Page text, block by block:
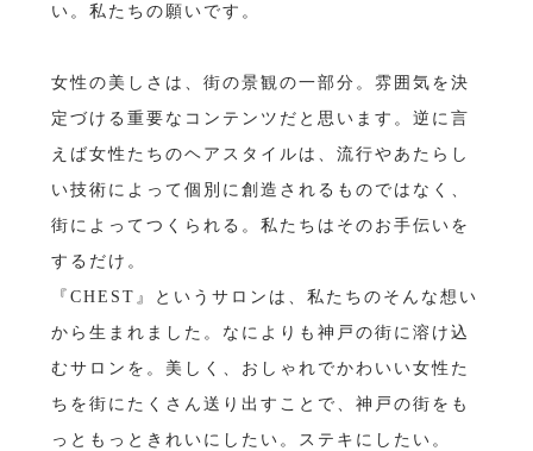
い。私たちの願いです。
女性の美しさは、街の景観の一部分。雰囲気を決
定づける重要なコンテンツだと思います。逆に言
えば女性たちのヘアスタイルは、流行やあたらし
い技術によって個別に創造されるものではなく、
街によってつくられる。私たちはそのお手伝いを
するだけ。
『CHEST』というサロンは、私たちのそんな想い
から生まれました。なによりも神戸の街に溶け込
むサロンを。美しく、おしゃれでかわいい女性た
ちを街にたくさん送り出すことで、神戸の街をも
っともっときれいにしたい。ステキにしたい。